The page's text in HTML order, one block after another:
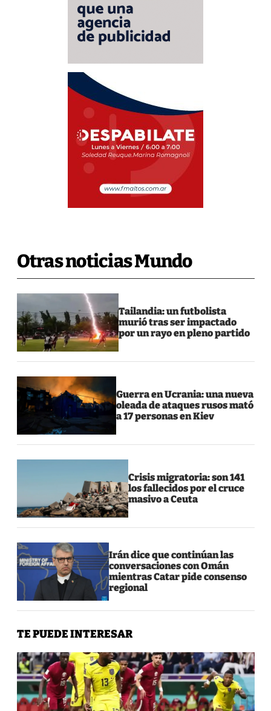
Otras noticias Mundo
Tailandia: un futbolista
murió tras ser impactado
por un rayo en pleno partido
Guerra en Ucrania: una nueva
oleada de ataques rusos mató
a 17 personas en Kiev
Crisis migratoria: son 141
los fallecidos por el cruce
masivo a Ceuta
Irán dice que continúan las
conversaciones con Omán
mientras Catar pide consenso
regional
TE PUEDE INTERESAR